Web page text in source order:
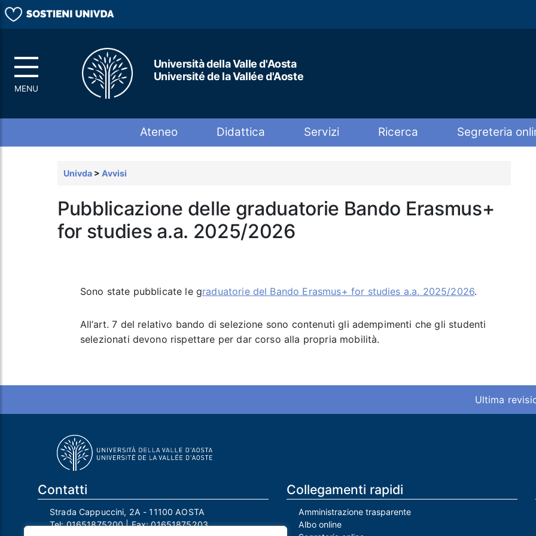
Università della Valle d'Aosta
Université de la Vallée d'Aoste
Ateneo Didattica Servizi Ricerca Segreteria
Univda > Avvisi
Pubblicazione delle graduatorie Bando Erasmus+
for studies a.a. 2025/2026
Sono state pubblicate le graduatorie del Bando Erasmus+ for studies a.a. 2025/2026.
All’art. 7 del relativo bando di selezione sono contenuti gli adempimenti che gli studenti
selezionati devono rispettare per dar corso alla propria mobilità.
Ultima
Contatti
Strada Cappuccini, 2A - 11100 AOSTA
Tel:01651875200| Fax:01651875203
Collegamenti rapidi
Amministrazione trasparente
Albo online